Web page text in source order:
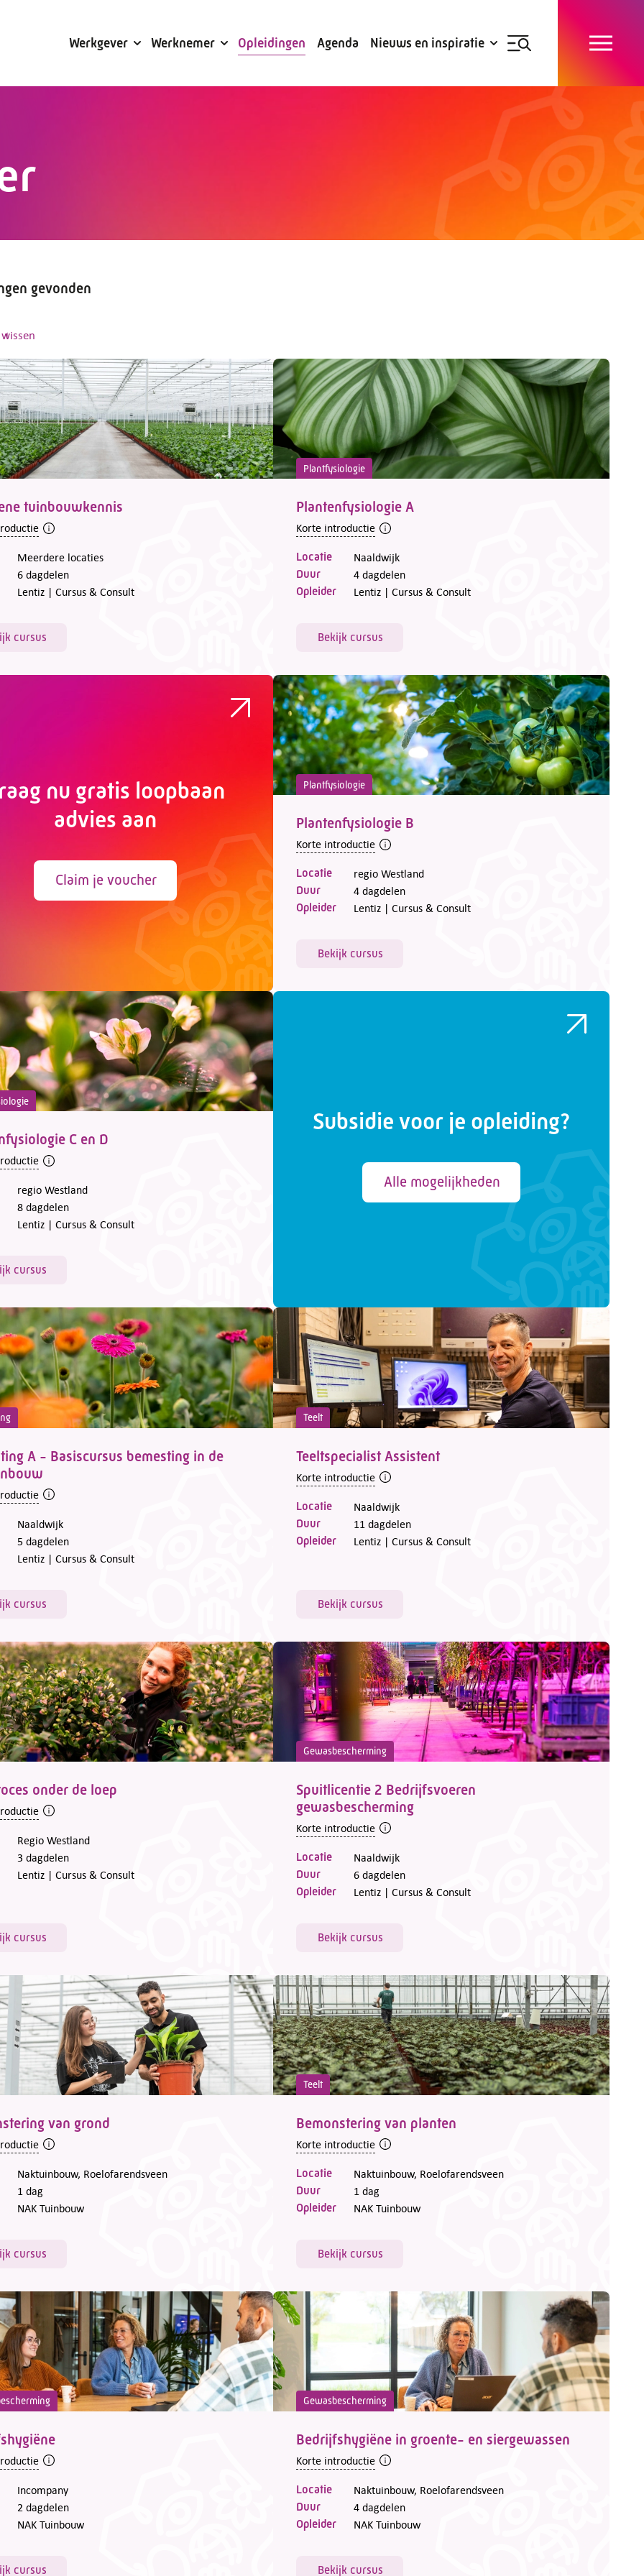
Werkgever Werknemer Opleidingen Agenda Nieuws en inspiratie
Nieuwsbrief
gevonden
tuinbouwkennis
Meerdere locaties
6 dagdelen
Lentiz | Cursus & Consult
cursus
Plantfysiologie
Plantenfysiologie A
Korte introductie
Locatie Naaldwijk
Duur 4 dagdelen
Opleider Lentiz | Cursus & Consult
Bekijk cursus
nu gratis loopbaan
advies aan
Claim je voucher
Plantfysiologie
Plantenfysiologie B
Korte introductie
Locatie regio Westland
Duur 4 dagdelen
Opleider Lentiz | Cursus & Consult
Bekijk cursus
C en D
regio Westland
8 dagdelen
Lentiz | Cursus & Consult
cursus
Subsidie voor je opleiding?
Alle mogelijkheden
A - Basiscursus bemesting in de
Naaldwijk
5 dagdelen
Lentiz | Cursus & Consult
cursus
Teelt
Teeltspecialist Assistent
Korte introductie
Locatie Naaldwijk
Duur 11 dagdelen
Opleider Lentiz | Cursus & Consult
Bekijk cursus
onder de loep
Regio Westland
3 dagdelen
Lentiz | Cursus & Consult
cursus
Gewasbescherming
Spuitlicentie 2 Bedrijfsvoeren
gewasbescherming
Korte introductie
Locatie Naaldwijk
Duur 6 dagdelen
Opleider Lentiz | Cursus & Consult
Bekijk cursus
van grond
Naktuinbouw, Roelofarendsveen
1 dag
NAK Tuinbouw
cursus
Teelt
Bemonstering van planten
Korte introductie
Locatie Naktuinbouw, Roelofarendsveen
Duur 1 dag
Opleider NAK Tuinbouw
Bekijk cursus
Incompany
2 dagdelen
NAK Tuinbouw
cursus
Gewasbescherming
Bedrijfshygiëne in groente- en siergewassen
Korte introductie
Locatie Naktuinbouw, Roelofarendsveen
Duur 4 dagdelen
Opleider NAK Tuinbouw
Bekijk cursus